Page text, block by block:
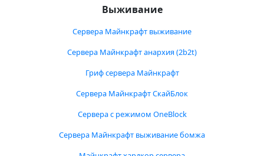
Выживание
Сервера Майнкрафт выживание
Сервера Майнкрафт анархия (2b2t)
Гриф сервера Майнкрафт
Сервера Майнкрафт СкайБлок
Сервера с режимом OneBlock
Сервера Майнкрафт выживание бомжа